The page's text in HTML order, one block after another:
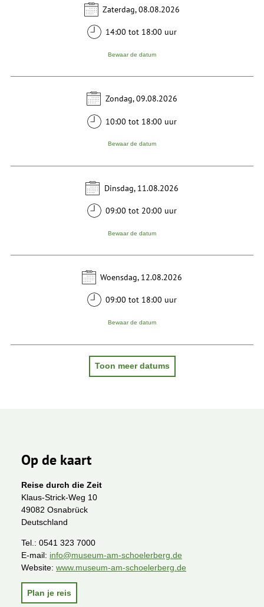
Zaterdag, 08.08.2026
14:00 tot 18:00 uur
Bewaar de datum
Zondag, 09.08.2026
10:00 tot 18:00 uur
Bewaar de datum
Dinsdag, 11.08.2026
09:00 tot 20:00 uur
Bewaar de datum
Woensdag, 12.08.2026
09:00 tot 18:00 uur
Bewaar de datum
Toon meer datums
Op de kaart
Reise durch die Zeit
Klaus-Strick-Weg 10
49082 Osnabrück
Deutschland
Tel.: 0541 323 7000
E-mail: info@museum-am-schoelerberg.de
Website: www.museum-am-schoelerberg.de
Plan je reis